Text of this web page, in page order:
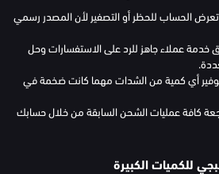
الحساب للحظر أو التصفير لأن المصدر رسمي
خدمة عملاء جاهز للرد على الاستفسارات وحل
توفير أي كمية من الشدات مهما كانت ضخمة في
كافة عمليات الشحن السابقة من خلال حسابك
للكميات الكبيرة